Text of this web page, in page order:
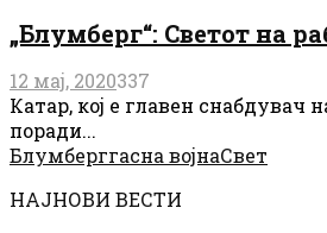
„Блумберг“: Светот на
12 мај, 2020337
Катар, кој е главен снабдувач
поради...
Блумберггасна војнаСвет
НАЈНОВИ ВЕСТИ